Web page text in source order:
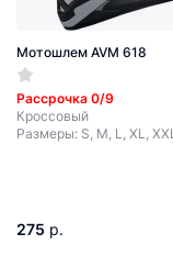
Мотошлем AVM 618
Рассрочка 0/9
Кроссовый
Размеры: S, M, L, XL, XXL
275 р.